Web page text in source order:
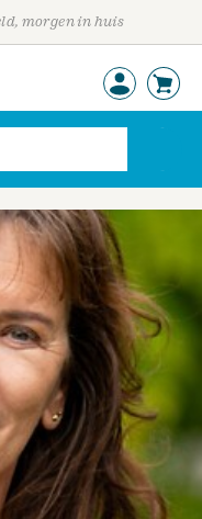
morgen in huis